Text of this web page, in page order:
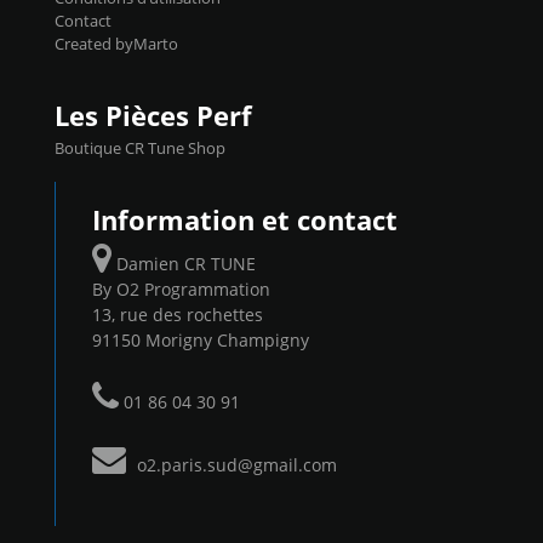
Contact
Created byMarto
Les Pièces Perf
Boutique CR Tune Shop
Information et contact
Damien CR TUNE
By O2 Programmation
13, rue des rochettes
91150 Morigny Champigny
01 86 04 30 91
o2.paris.sud@gmail.com